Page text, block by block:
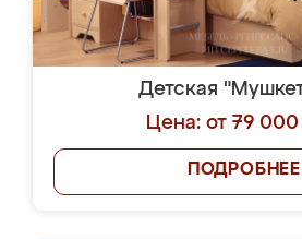
Детская
Цена: от 79 000
ПОДРОБНЕЕ